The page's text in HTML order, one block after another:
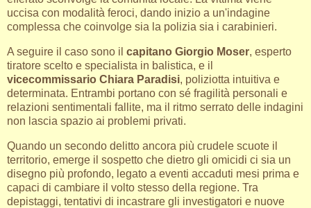
uccisa con modalità feroci, dando inizio a un'indagine
complessa che coinvolge sia la polizia sia i carabinieri.
A seguire il caso sono il capitano Giorgio Moser, esperto
tiratore scelto e specialista in balistica, e il
vicecommissario Chiara Paradisi, poliziotta intuitiva e
determinata. Entrambi portano con sé fragilità personali e
relazioni sentimentali fallite, ma il ritmo serrato delle indagini
non lascia spazio ai problemi privati.
Quando un secondo delitto ancora più crudele scuote il
territorio, emerge il sospetto che dietro gli omicidi ci sia un
disegno più profondo, legato a eventi accaduti mesi prima e
capaci di cambiare il volto stesso della regione. Tra
depistaggi, tentativi di incastrare gli investigatori e nuove